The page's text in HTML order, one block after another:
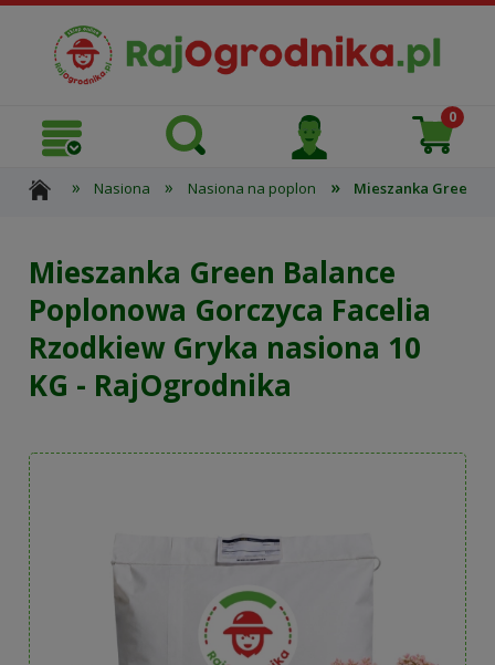
» Nasiona » Nasiona na poplon » Mieszanka Green
Mieszanka Green Balance
Poplonowa Gorczyca Facelia
Rzodkiew Gryka nasiona 10
KG - RajOgrodnika